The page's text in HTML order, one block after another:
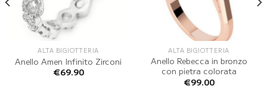
ALTA BIGIOTTERIA
Anello Amen Infinito Zirconi
€69.90
ALTA BIGIOTTERIA
Anello Rebecca in bronzo
con pietra colorata
€99.00